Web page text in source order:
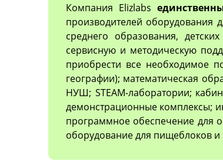
Компания Elizlabs
производителей оборудования
среднего образования,
сервисную и методическую
приобрести все необходимое
географии); математическая
НУШ; STEAM-лаборатории;
демонстрационные комплексы;
программное обеспечение для
оборудование для пищеблоков и